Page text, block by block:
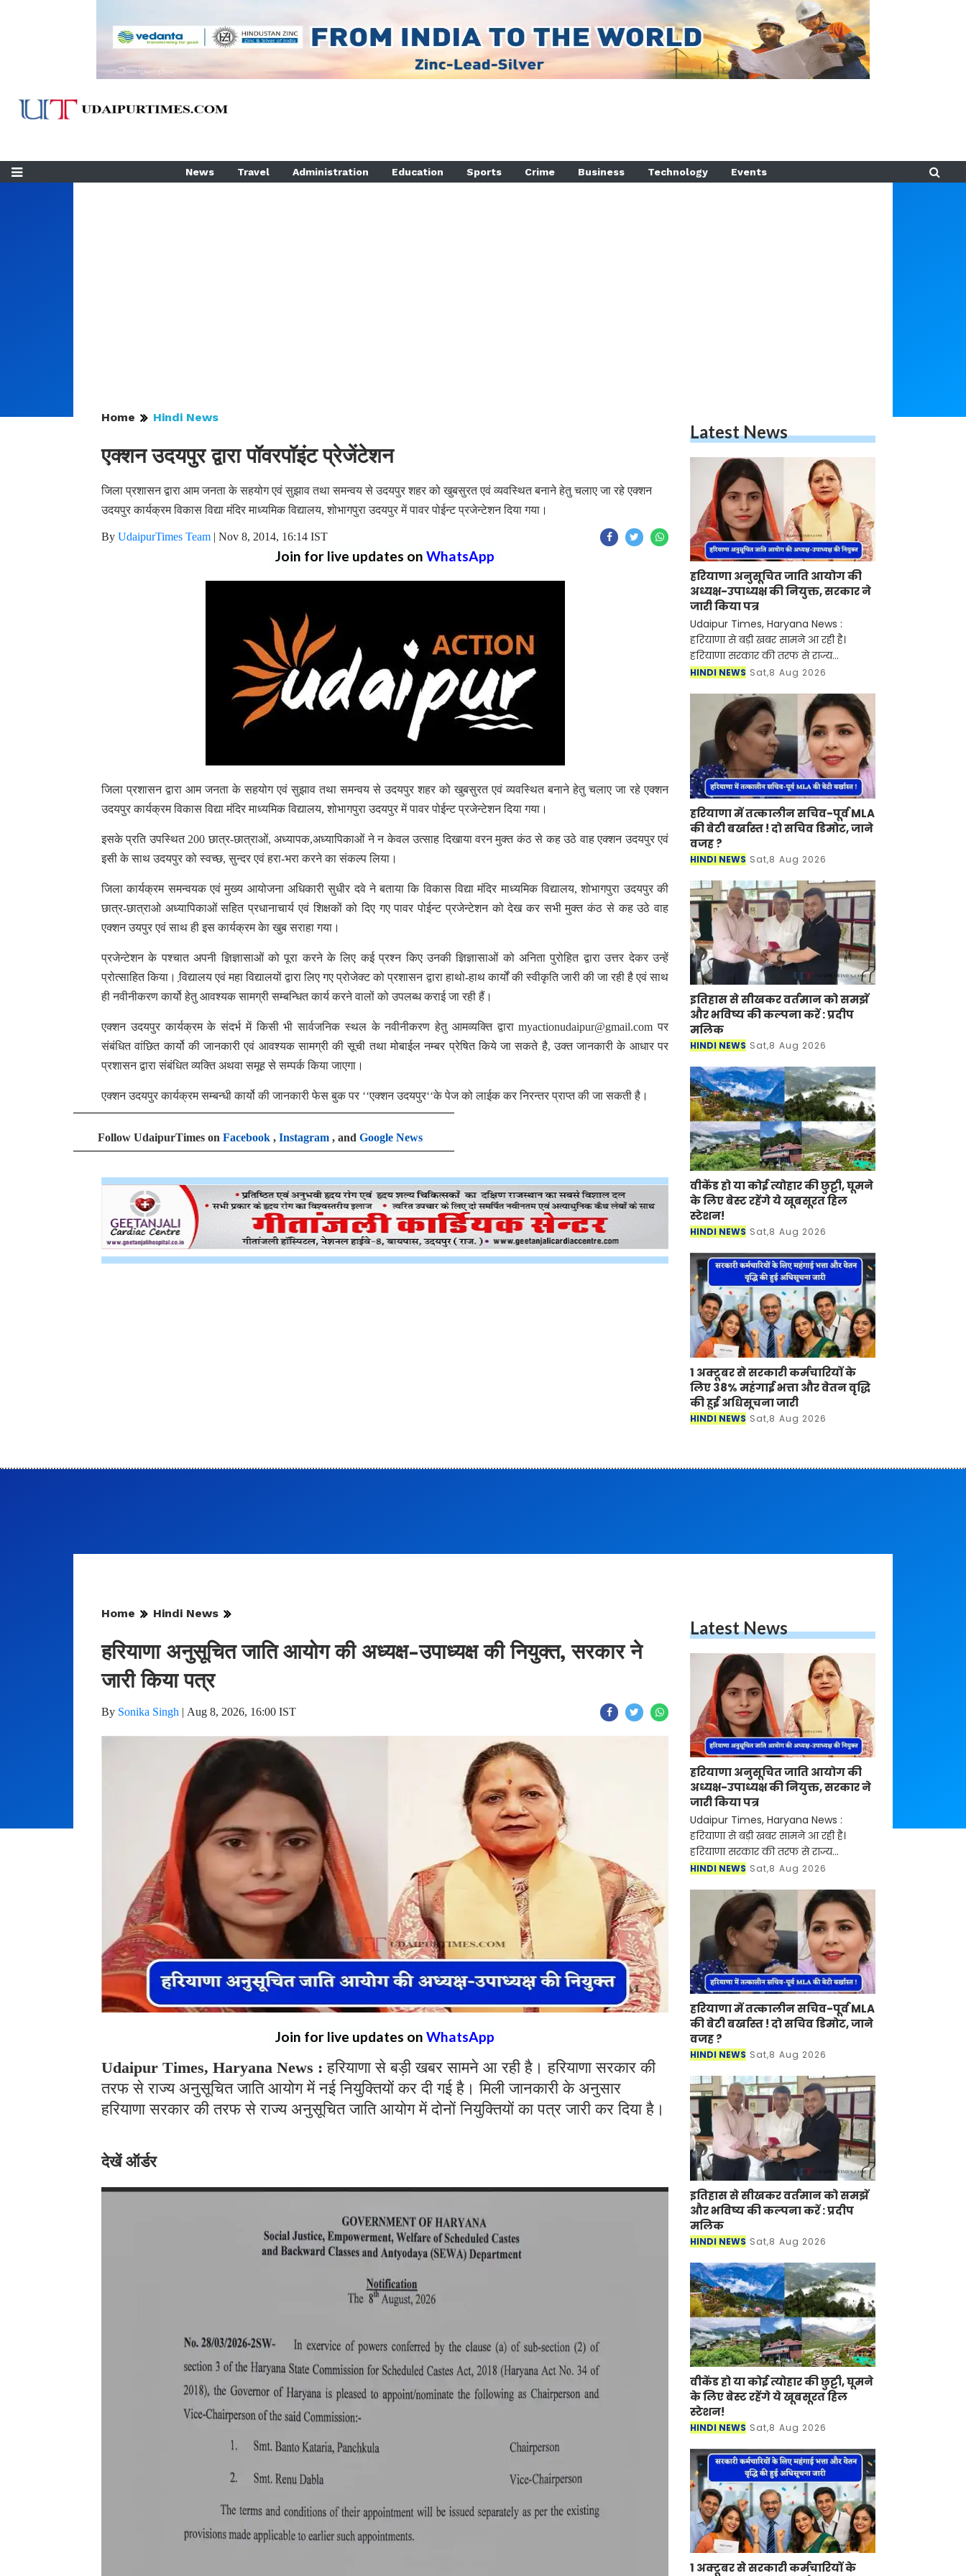
News Travel Administration Education Sports Crime Business Technology Events
Home Hindi News
एक्शन उदयपुर द्वारा पॉवरपॉइंट प्रेजेंटेशन
जिला प्रशासन द्वारा आम जनता के सहयोग एवं सुझाव तथा समन्वय से उदयपुर शहर को खुबसुरत एवं व्यवस्थित बनाने हेतु चलाए जा रहे एक्शन
उदयपुर कार्यक्रम विकास विद्या मंदिर माध्यमिक विद्यालय, शोभागपुरा उदयपुर में पावर पोईन्ट प्रजेन्टेशन दिया गया।
By UdaipurTimes Team | Nov 8, 2014, 16:14 IST
Join for live updates on WhatsApp
जिला प्रशासन द्वारा आम जनता के सहयोग एवं सुझाव तथा समन्वय से उदयपुर शहर को खुबसुरत एवं व्यवस्थित बनाने हेतु चलाए जा रहे एक्शन
उदयपुर कार्यक्रम विकास विद्या मंदिर माध्यमिक विद्यालय, शोभागपुरा उदयपुर में पावर पोईन्ट प्रजेन्टेशन दिया गया।
इसके प्रति उपस्थित 200 छात्र-छात्राओं, अध्यापक,अध्यापिकाओं ने न केवल उत्साह दिखाया वरन मुक्त कंठ से कह उठे वाह एक्शन उदयपुर एवं
इसी के साथ उदयपुर को स्वच्छ, सुन्दर एवं हरा-भरा करने का संकल्प लिया।
जिला कार्यक्रम समन्वयक एवं मुख्य आयोजना अधिकारी सुधीर दवे ने बताया कि विकास विद्या मंदिर माध्यमिक विद्यालय, शोभागपुरा उदयपुर की
छात्र-छात्राओ अध्यापिकाओं सहित प्रधानाचार्य एवं शिक्षकों को दिए गए पावर पोईन्ट प्रजेन्टेशन को देख कर सभी मुक्त कंठ से कह उठे वाह
एक्शन उयपुर एवं साथ ही इस कार्यक्रम केा खुब सराहा गया।
प्रजेन्टेशन के पश्चात अपनी ज्ञिज्ञासाओं को पूरा करने के लिए कई प्रश्न किए उनकी ज्ञिज्ञासाओं को अनिता पुरोहित द्वारा उत्तर देकर उन्हें
प्रोत्साहित किया। वि़द्यालय एवं महा विद्यालयों द्वारा लिए गए प्रोजेक्ट को प्रशासन द्वारा हाथो-हाथ कार्यों की स्वीकृति जारी की जा रही है एवं साथ
ही नवीनीकरण कार्यो हेतु आवश्यक सामग्री सम्बन्धित कार्य करने वालों को उपलब्ध कराई जा रही हैं।
एक्शन उदयपुर कार्यक्रम के संदर्भ में किसी भी सार्वजनिक स्थल के नवीनीकरण हेतु आमव्यक्ति द्वारा myactionudaipur@gmail.com पर
संबंधित वांछित कार्यो की जानकारी एवं आवश्यक सामग्री की सूची तथा मोबाईल नम्बर प्रेषित किये जा सकते है, उक्त जानकारी के आधार पर
प्रशासन द्वारा संबंधित व्यक्ति अथवा समूह से सम्पर्क किया जाएगा।
एक्शन उदयपुर कार्यक्रम सम्बन्धी कार्यो की जानकारी फेस बुक पर ‘‘एक्शन उदयपुर‘‘के पेज को लाईक कर निरन्तर प्राप्त की जा सकती है।
Follow UdaipurTimes on Facebook , Instagram , and Google News
Latest News
हरियाणा अनुसूचित जाति आयोग की
अध्यक्ष-उपाध्यक्ष की नियुक्त, सरकार ने
जारी किया पत्र
Udaipur Times, Haryana News :
हरियाणा से बड़ी खबर सामने आ रही है।
हरियाणा सरकार की तरफ से राज्य
अनुसूचित जाति आयोग में नई नियुक्तियों
हरियाणा सरकार की तरफ से राज्य
HINDI NEWS Sat,8 Aug 2026
हरियाणा में तत्कालीन सचिव-पूर्व MLA
की बेटी बर्खास्त ! दो सचिव डिमोट, जाने
वजह ?
HINDI NEWS Sat,8 Aug 2026
इतिहास से सीखकर वर्तमान को समझें
और भविष्य की कल्पना करें : प्रदीप
मलिक
HINDI NEWS Sat,8 Aug 2026
वीकेंड हो या कोई त्योहार की छुट्टी, घूमने
के लिए बेस्ट रहेंगे ये खूबसूरत हिल
स्टेशन!
HINDI NEWS Sat,8 Aug 2026
1 अक्टूबर से सरकारी कर्मचारियों के
लिए 38% महंगाई भत्ता और वेतन वृद्धि
की हुई अधिसूचना जारी
HINDI NEWS Sat,8 Aug 2026
Home Hindi News
हरियाणा अनुसूचित जाति आयोग की अध्यक्ष-उपाध्यक्ष की नियुक्त, सरकार ने
जारी किया पत्र
By Sonika Singh | Aug 8, 2026, 16:00 IST
Join for live updates on WhatsApp
Udaipur Times, Haryana News :हरियाणा से बड़ी खबर सामने आ रही है। हरियाणा सरकार की
तरफ से राज्य अनुसूचित जाति आयोग में नई नियुक्तियों कर दी गई है। मिली जानकारी के अनुसार
हरियाणा सरकार की तरफ से राज्य अनुसूचित जाति आयोग में दोनों नियुक्तियों का पत्र जारी कर दिया है।
देखें ऑर्डर
Latest News
हरियाणा अनुसूचित जाति आयोग की
अध्यक्ष-उपाध्यक्ष की नियुक्त, सरकार ने
जारी किया पत्र
Udaipur Times, Haryana News :
हरियाणा से बड़ी खबर सामने आ रही है।
हरियाणा सरकार की तरफ से राज्य
अनुसूचित जाति आयोग में नई नियुक्तियों
हरियाणा सरकार की तरफ से राज्य
HINDI NEWS Sat,8 Aug 2026
हरियाणा में तत्कालीन सचिव-पूर्व MLA
की बेटी बर्खास्त ! दो सचिव डिमोट, जाने
वजह ?
HINDI NEWS Sat,8 Aug 2026
इतिहास से सीखकर वर्तमान को समझें
और भविष्य की कल्पना करें : प्रदीप
मलिक
HINDI NEWS Sat,8 Aug 2026
वीकेंड हो या कोई त्योहार की छुट्टी, घूमने
के लिए बेस्ट रहेंगे ये खूबसूरत हिल
स्टेशन!
HINDI NEWS Sat,8 Aug 2026
1 अक्टूबर से सरकारी कर्मचारियों के